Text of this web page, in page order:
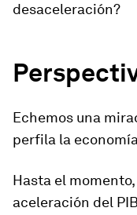
desaceleración?
Echemos una
perfila la
Hasta el
aceleración del